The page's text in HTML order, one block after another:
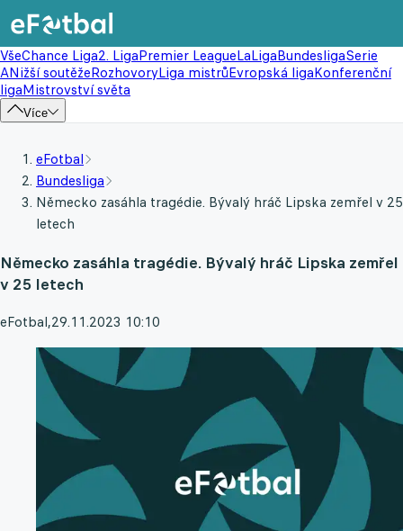
VšeChance Liga2. LigaPremier LeagueLaLigaBundesligaSerie
ANižší soutěžeRozhovoryLiga mistrůEvropská ligaKonferenční
ligaMistrovství světa
Více
eFotbal
Bundesliga
Německo zasáhla tragédie. Bývalý hráč Lipska zemřel v 25
letech
Německo zasáhla tragédie. Bývalý hráč Lipska zemřel
v 25 letech
eFotbal,29.11.2023 10:10